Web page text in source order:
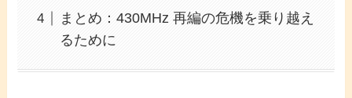
まとめ：430MHz 再編の危機を乗り越え
るために